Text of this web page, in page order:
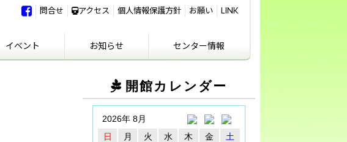
問合せ アクセス 個人情報保護方針 お願い LINK
イベント お知らせ センター情報
いて
開館カレンダー
2026年 8月
日
月 火 水 木 金
土